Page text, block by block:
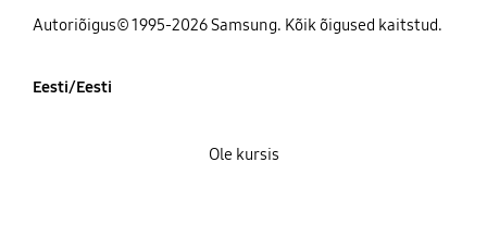
Autoriõigus© 1995-2026 Samsung. Kõik õigused kaitstud.
Eesti/Eesti
Ole kursis